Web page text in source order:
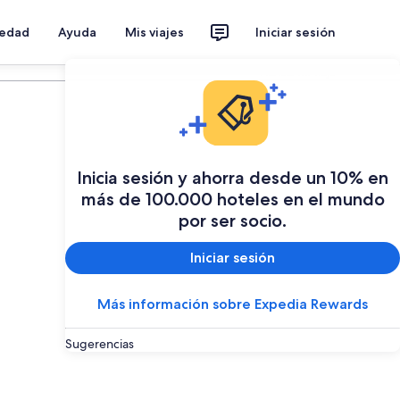
Ayuda Mis viajes Iniciar sesión
Inicia sesión y ahorra desde un 10% en
más de 100.000 hoteles en el mundo
por ser socio.
Iniciar sesión
Más información sobre Expedia Rewards
Sugerencias